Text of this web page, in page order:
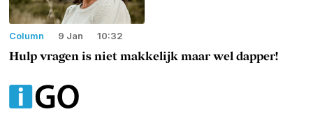
Column 9 Jan 10:32
Hulp vragen is niet makkelijk maar wel dapper!